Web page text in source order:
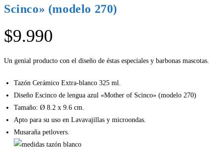
Scinco» (modelo 270)
$9.990
Un genial producto con el diseño de éstas especiales y barbonas mascotas.
Tazón Cerámico Extra-blanco 325 ml.
Diseño Escinco de lengua azul «Mother of Scinco» (modelo 270)
Tamaño: Ø 8.2 x 9.6 cm.
Apto para su uso en Lavavajillas y microondas.
Musaraña petlovers.